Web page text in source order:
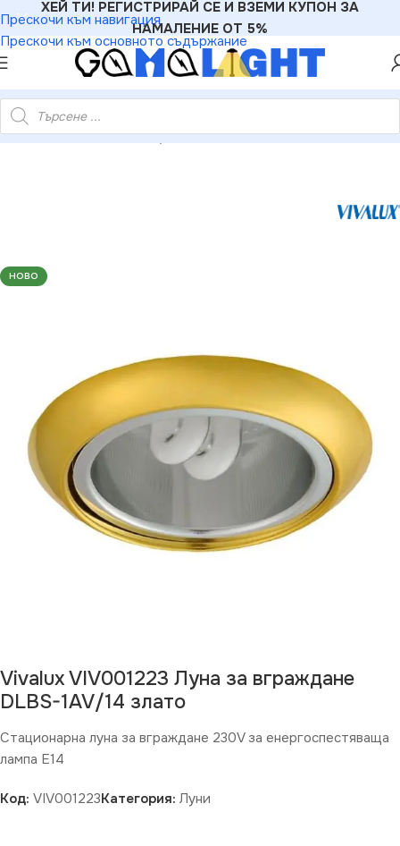
Прескочи към навигация
Прескочи към основното съдържание
ХЕЙ ТИ! РЕГИСТРИРАЙ СЕ И ВЗЕМИ КУПОН ЗА
НАМАЛЕНИЕ ОТ 5%
»Vivalux VIV001223 Луна за вграждане DLBS-1AV/14 злато
НОВО
Vivalux VIV001223 Луна за вграждане
DLBS-1AV/14 злато
Стационарна луна за вграждане 230V за енергоспестяваща
лампа Е14
Код: VIV001223Категория: Луни